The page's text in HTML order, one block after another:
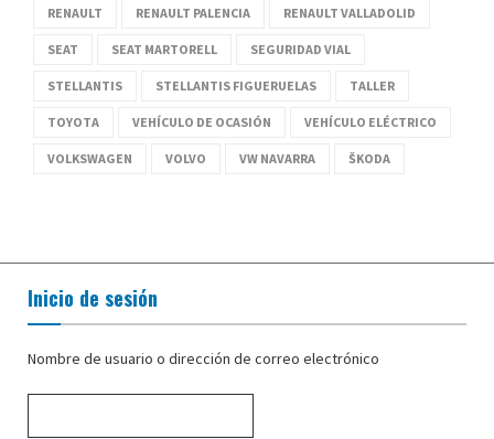
RENAULT RENAULT PALENCIA RENAULT VALLADOLID
SEAT SEAT MARTORELL SEGURIDAD VIAL
STELLANTIS STELLANTIS FIGUERUELAS TALLER
TOYOTA VEHÍCULO DE OCASIÓN VEHÍCULO ELÉCTRICO
VOLKSWAGEN VOLVO VW NAVARRA ŠKODA
Inicio de sesión
Nombre de usuario o dirección de correo electrónico